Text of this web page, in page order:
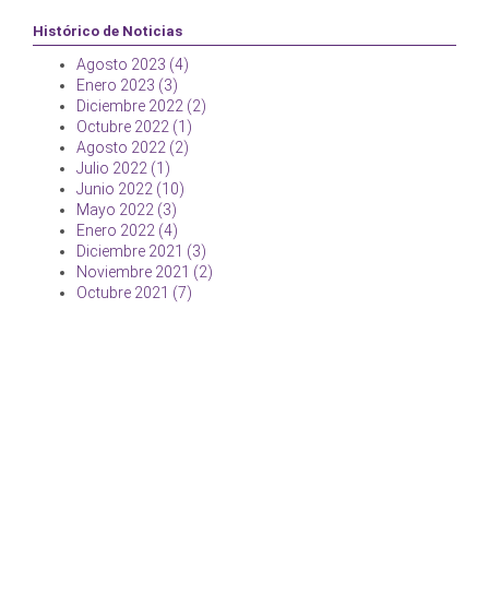
Histórico de Noticias
Agosto 2023 (4)
Enero 2023 (3)
Diciembre 2022 (2)
Octubre 2022 (1)
Agosto 2022 (2)
Julio 2022 (1)
Junio 2022 (10)
Mayo 2022 (3)
Enero 2022 (4)
Diciembre 2021 (3)
Noviembre 2021 (2)
Octubre 2021 (7)